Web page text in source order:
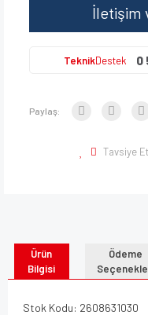
İletişim
TeknikDestek 0
Paylaş:
Tavsiye Et
Ürün
Bilgisi
Ödeme
Stok Kodu: 2608631030